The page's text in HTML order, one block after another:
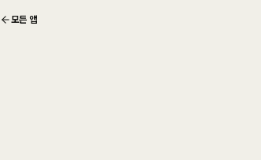
모든 앱